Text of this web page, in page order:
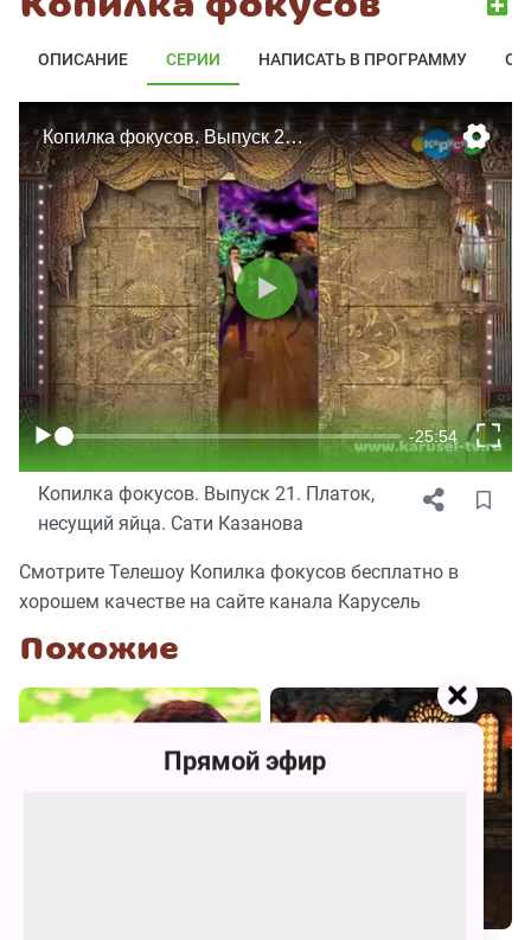
ОПИСАНИЕ СЕРИИ НАПИСАТЬ В ПРОГРАММУ
Копилка фокусов. Выпуск 21. Платок,
несущий яйца. Сати Казанова
Смотрите Телешоу Копилка фокусов бесплатно в
хорошем качестве на сайте канала Карусель
Похожие
Прямой эфир